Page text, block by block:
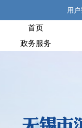
用
首页
政务服务